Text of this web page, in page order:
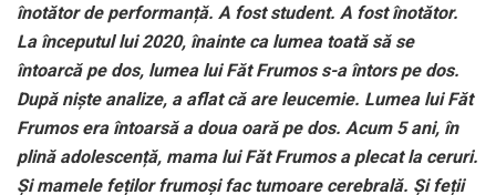
înotător de performanță. A fost student. A fost înotător.
La începutul lui 2020, înainte ca lumea toată să se
întoarcă pe dos, lumea lui Făt Frumos s-a întors pe dos.
După niște analize, a aflat că are leucemie. Lumea lui Făt
Frumos era întoarsă a doua oară pe dos. Acum 5 ani, în
plină adolescență, mama lui Făt Frumos a plecat la ceruri.
Și mamele feților frumoși fac tumoare cerebrală. Și feții